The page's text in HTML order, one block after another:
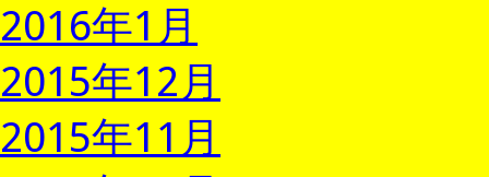
2016年1月
2015年12月
2015年11月